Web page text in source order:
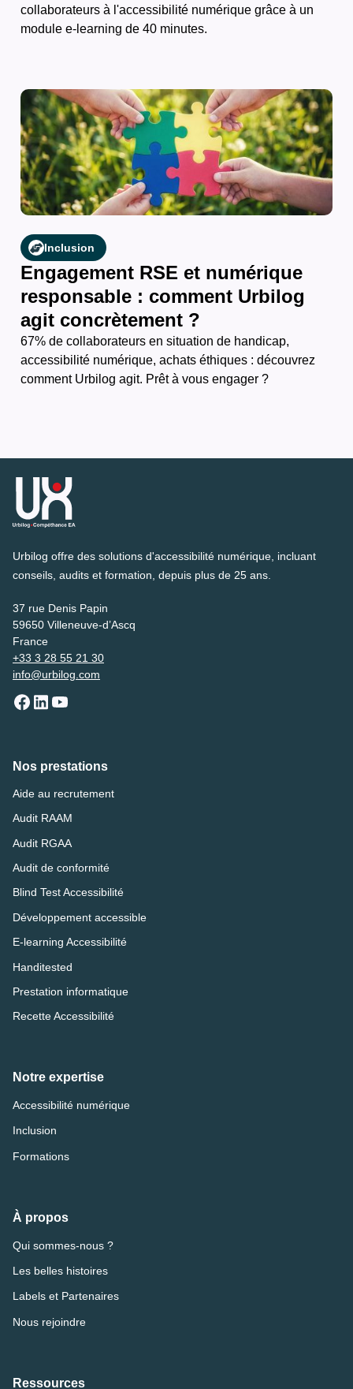
collaborateurs à l'accessibilité numérique grâce à un
module e-learning de 40 minutes.
Inclusion
Engagement RSE et numérique
responsable : comment Urbilog
agit concrètement ?
67% de collaborateurs en situation de handicap,
accessibilité numérique, achats éthiques : découvrez
comment Urbilog agit. Prêt à vous engager ?
Urbilog offre des solutions d'accessibilité numérique, incluant
conseils, audits et formation, depuis plus de 25 ans.
37 rue Denis Papin
59650 Villeneuve-d’Ascq
France
+33 3 28 55 21 30
info@urbilog.com
Nos prestations
Aide au recrutement
Audit RAAM
Audit RGAA
Audit de conformité
Blind Test Accessibilité
Développement accessible
E-learning Accessibilité
Handitested
Prestation informatique
Recette Accessibilité
Notre expertise
Accessibilité numérique
Inclusion
Formations
À propos
Qui sommes-nous ?
Les belles histoires
Labels et Partenaires
Nous rejoindre
Ressources